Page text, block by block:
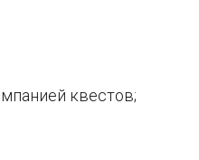
квестов;